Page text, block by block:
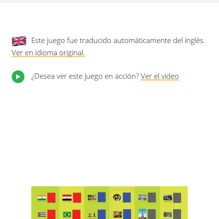
Este juego fue traducido automáticamente del inglés.
Ver en idioma original.
¿Desea ver este juego en acción? Ver el video